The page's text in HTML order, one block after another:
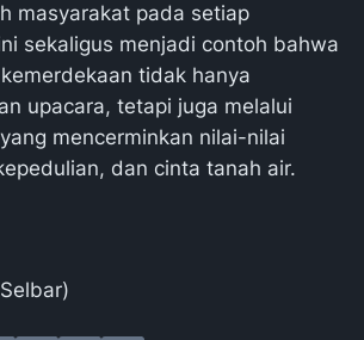
masyarakat pada setiap
sekaligus menjadi contoh bahwa
tidak hanya
upacara, tetapi juga melalui
mencerminkan nilai-nilai
dan cinta tanah air.